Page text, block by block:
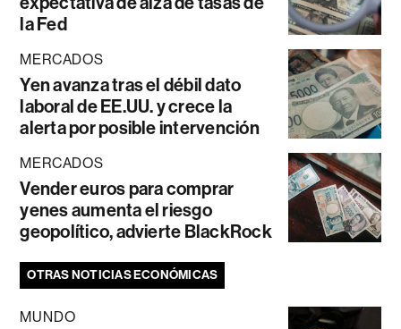
la Fed
MERCADOS
Yen avanza tras el débil dato
laboral de EE.UU. y crece la
alerta por posible intervención
MERCADOS
Vender euros para comprar
yenes aumenta el riesgo
geopolítico, advierte BlackRock
OTRAS NOTICIAS ECONÓMICAS
MUNDO